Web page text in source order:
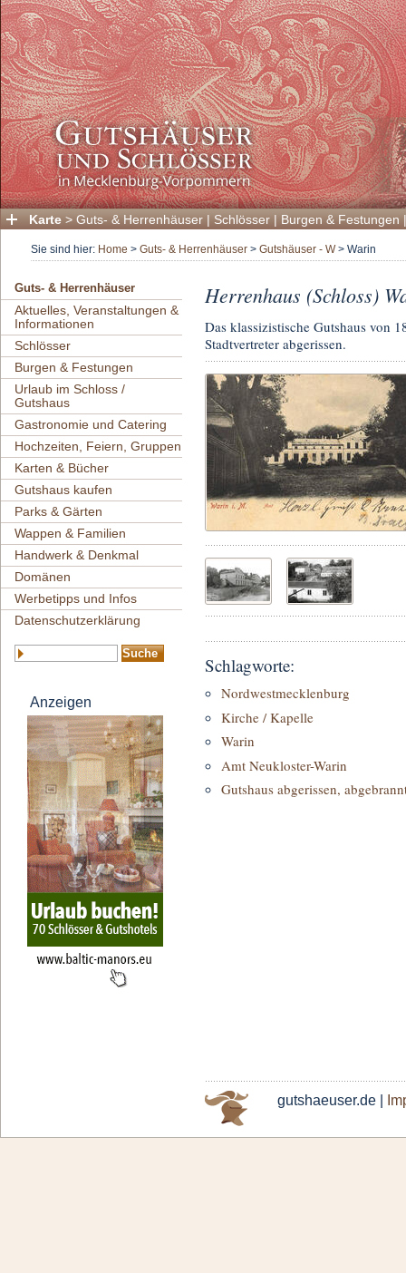
Karte > Guts- & Herrenhäuser | Schlösser | Burgen & Festungen
Sie sind hier: Home > Guts- & Herrenhäuser > Gutshäuser - W> Warin
Guts- & Herrenhäuser
Aktuelles, Veranstaltungen &
Informationen
Schlösser
Burgen & Festungen
Urlaub im Schloss /
Gutshaus
Gastronomie und Catering
Hochzeiten, Feiern, Gruppen
Karten & Bücher
Gutshaus kaufen
Parks & Gärten
Wappen & Familien
Handwerk & Denkmal
Domänen
Werbetipps und Infos
Datenschutzerklärung
Anzeigen
Herrenhaus (Schloss)
Das klassizistische Gutshaus von
Stadtvertreter abgerissen.
Schlagworte:
Nordwestmecklenburg
Kirche / Kapelle
Warin
Amt Neukloster-Warin
Gutshaus abgerissen,
gutshaeuser.de |